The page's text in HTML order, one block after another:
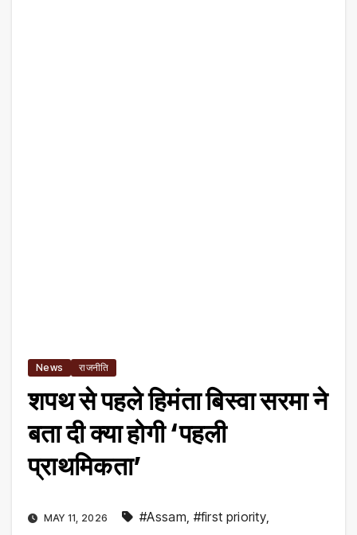
News राजनीति
शपथ से पहले हिमंता बिस्वा सरमा ने
बता दी क्या होगी ‘पहली
प्राथमिकता’
MAY 11, 2026 #Assam #first priority